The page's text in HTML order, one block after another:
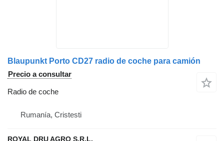
Blaupunkt Porto CD27 radio de coche para camión
Precio a consultar
Radio de coche
Rumanía, Cristesti
ROYAL DRU AGRO S.R.L.